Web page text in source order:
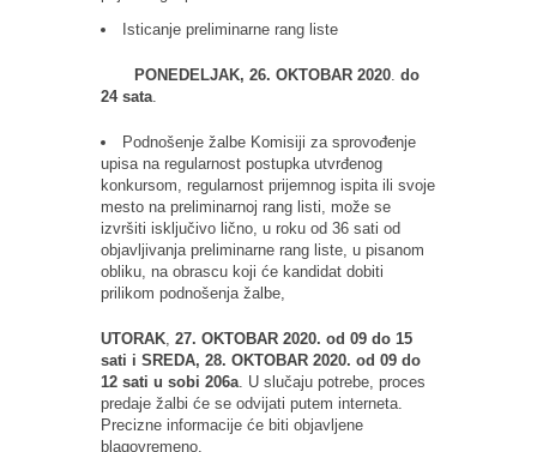
Isticanje preliminarne rang liste
PONEDELJAK, 26. OKTOBAR 2020 do
24 sata
Podnošenje žalbe Komisiji za sprovođenje
upisa na regularnost postupka utvrđenog
konkursom, regularnost prijemnog ispita ili svoje
mesto na preliminarnoj rang listi, može se
izvršiti isključivo lično, u roku od 36 sati od
objavljivanja preliminarne rang liste, u pisanom
obliku, na obrascu koji će kandidat dobiti
prilikom podnošenja žalbe,
UTORAK 27. OKTOBAR 2020. od 09 do 15
sati i SREDA, 28. OKTOBAR 2020. od 09 do
12 sati u sobi 206a . U slučaju potrebe, proces
predaje žalbi će se odvijati putem interneta.
Precizne informacije će biti objavljene
blagovremeno.